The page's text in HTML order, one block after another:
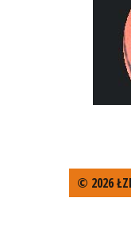
© 2026